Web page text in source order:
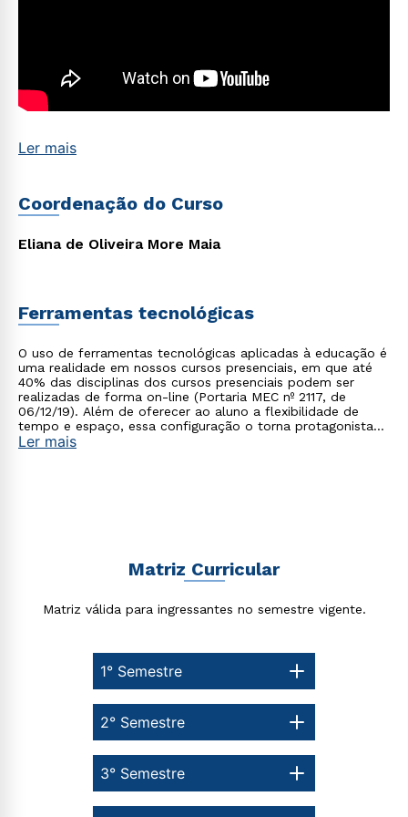
Ler mais
Coordenação do Curso
Eliana de Oliveira More Maia
Ferramentas tecnológicas
O uso de ferramentas tecnológicas aplicadas à educação é
uma realidade em nossos cursos presenciais, em que até
40% das disciplinas dos cursos presenciais podem ser
realizadas de forma on-line (Portaria MEC nº 2117, de
06/12/19). Além de oferecer ao aluno a flexibilidade de
tempo e espaço, essa configuração o torna protagonista
no processo de construção do seu conhecimento.
Ler mais
Matriz Curricular
Matriz válida para ingressantes no semestre vigente.
1° Semestre
3° Semestre
2° Semestre
Estou de acordo com aPolítica de Privacidade.
envio de conteúdos da Cruzeiro do Sul.